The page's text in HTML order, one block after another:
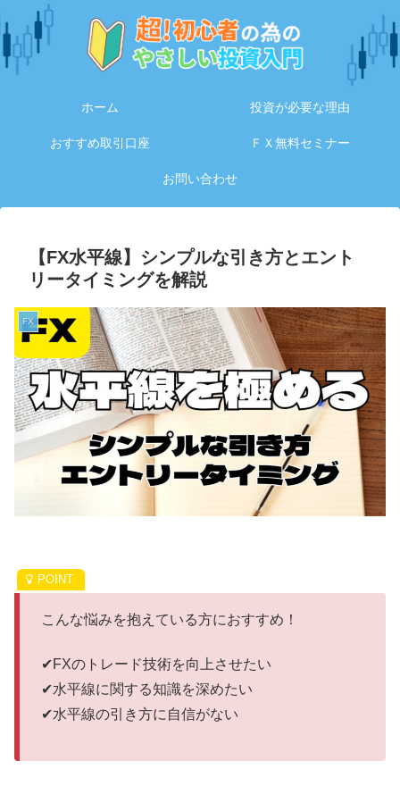
ホーム 投資が必要な理由
おすすめ取引口座 ＦＸ無料セミナー
お問い合わせ
【FX水平線】シンプルな引き方とエント
リータイミングを解説
FX
こんな悩みを抱えている方におすすめ！
✔FXのトレード技術を向上させたい
✔水平線に関する知識を深めたい
✔水平線の引き方に自信がない